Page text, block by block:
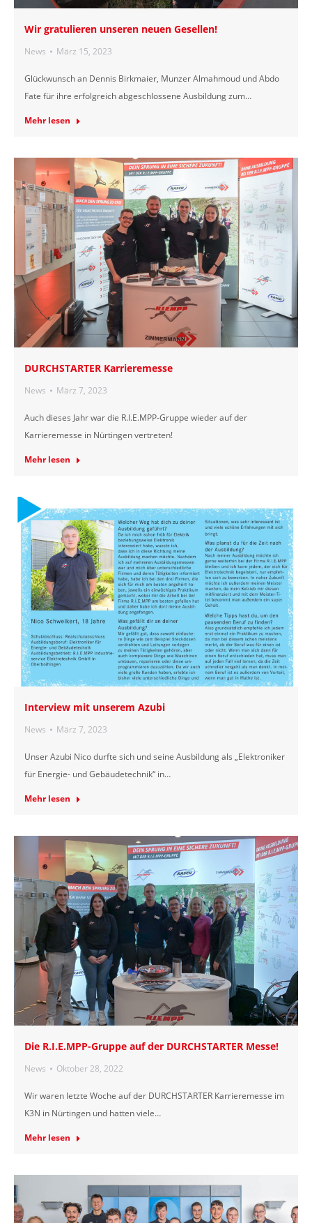
Wir gratulieren unseren neuen Gesellen!
News März 15, 2023
Glückwunsch an Dennis Birkmaier, Munzer Almahmoud und Abdo
Fate für ihre erfolgreich abgeschlossene Ausbildung zum…
Mehr lesen
DURCHSTARTER Karrieremesse
News März 7, 2023
Auch dieses Jahr war die R.I.E.MPP-Gruppe wieder auf der
Karrieremesse in Nürtingen vertreten!
Mehr lesen
Interview mit unserem Azubi
News März 7, 2023
Unser Azubi Nico durfte sich und seine Ausbildung als „Elektroniker
für Energie- und Gebäudetechnik“ in…
Mehr lesen
Die R.I.E.MPP-Gruppe auf der DURCHSTARTER Messe!
News Oktober 28, 2022
Wir waren letzte Woche auf der DURCHSTARTER Karrieremesse im
K3N in Nürtingen und hatten viele…
Mehr lesen